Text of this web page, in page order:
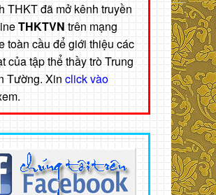
THKT đã mở kênh truyền
THKTVN trên mạng
toàn cầu để giới thiệu các
của tập thể thầy trò Trung
Tường. Xin click vào